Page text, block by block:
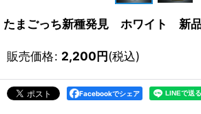
たまごっち新種発見 ホワイト 新
販売価格: 2,200円(税込)
Facebookでシェア